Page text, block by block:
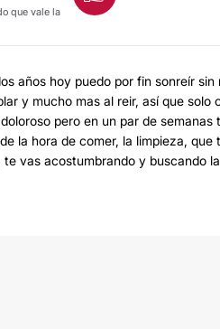
que vale la
años hoy puedo por fin sonreír
y mucho mas al reir, así que
pero en un par de
la hora de comer, la limpieza,
vas acostumbrando y buscando